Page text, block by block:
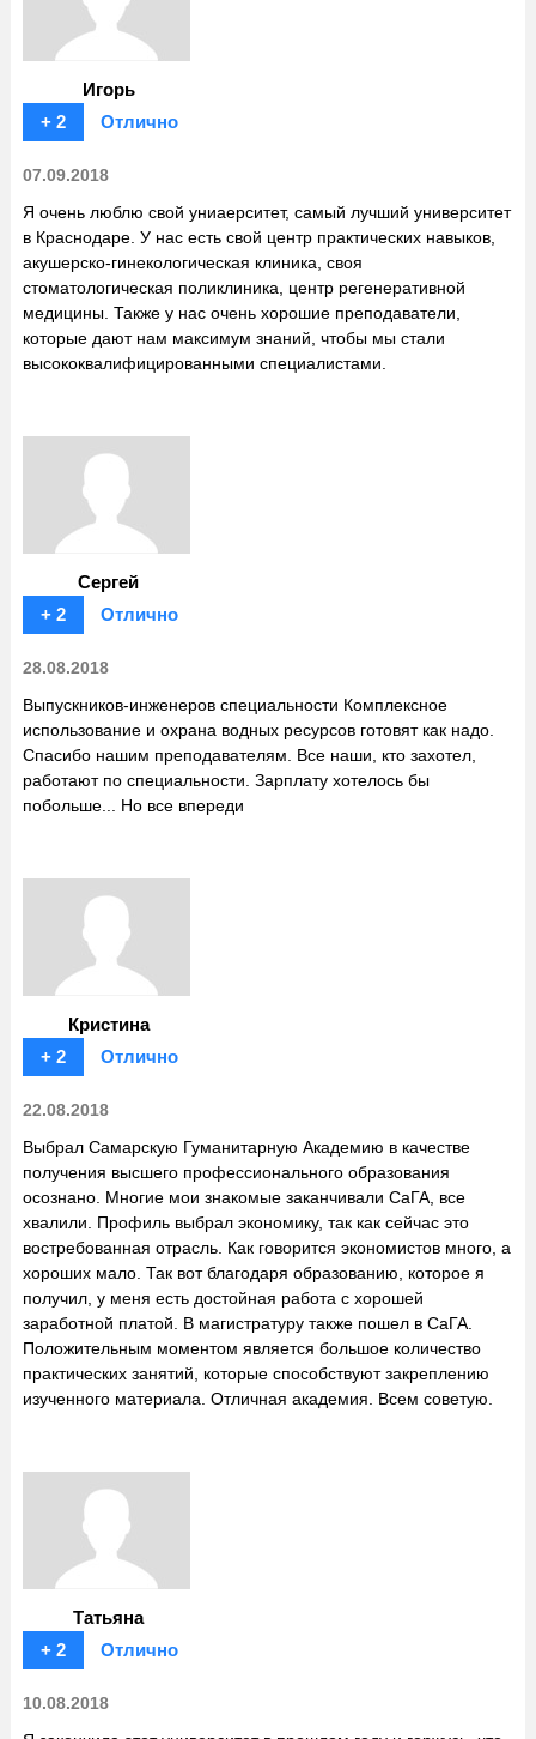
Игорь
+ 2
Отлично
07.09.2018
Я очень люблю свой униаерситет, самый лучший университет
в Краснодаре. У нас есть свой центр практических навыков,
акушерско-гинекологическая клиника, своя
стоматологическая поликлиника, центр регенеративной
медицины. Также у нас очень хорошие преподаватели,
которые дают нам максимум знаний, чтобы мы стали
высококвалифицированными специалистами.
Сергей
+ 2
Отлично
28.08.2018
Выпускников-инженеров специальности Комплексное
использование и охрана водных ресурсов готовят как надо.
Спасибо нашим преподавателям. Все наши, кто захотел,
работают по специальности. Зарплату хотелось бы
побольше... Но все впереди
Кристина
+ 2
Отлично
22.08.2018
Выбрал Самарскую Гуманитарную Академию в качестве
получения высшего профессионального образования
осознано. Многие мои знакомые заканчивали СаГА, все
хвалили. Профиль выбрал экономику, так как сейчас это
востребованная отрасль. Как говорится экономистов много, а
хороших мало. Так вот благодаря образованию, которое я
получил, у меня есть достойная работа с хорошей
заработной платой. В магистратуру также пошел в СаГА.
Положительным моментом является большое количество
практических занятий, которые способствуют закреплению
изученного материала. Отличная академия. Всем советую.
Татьяна
+ 2
Отлично
10.08.2018